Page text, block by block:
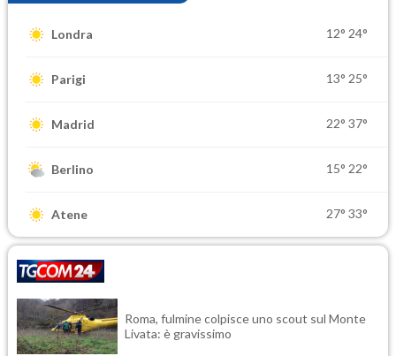
Londra 12° 24°
Parigi 13° 25°
Madrid 22° 37°
Berlino 15° 22°
Atene 27° 33°
Roma, fulmine colpisce uno scout sul Monte
Livata: è gravissimo